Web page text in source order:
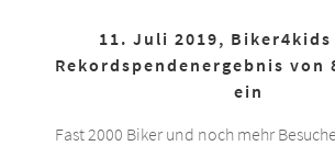
11. Juli 2019,
Rekordspendenergebnis von
ein
Fast 2000 Biker und noch mehr